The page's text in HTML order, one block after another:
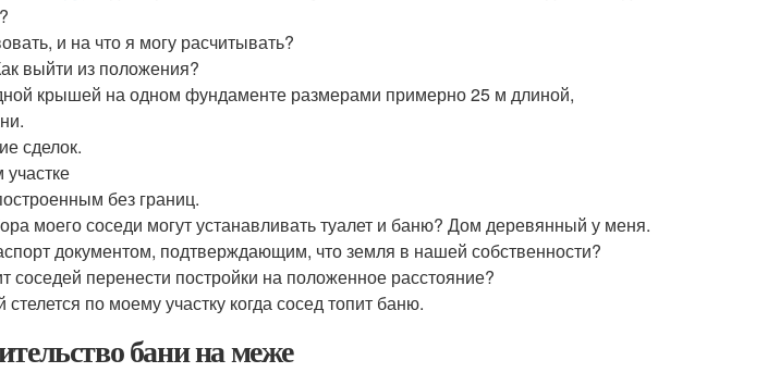
и на что я могу расчитывать?
выйти из положения?
крышей на одном фундаменте размерами примерно 25 м длиной,
сделок.
без границ.
моего соседи могут устанавливать туалет и баню? Дом деревянный у меня.
документом, подтверждающим, что земля в нашей собственности?
соседей перенести постройки на положенное расстояние?
по моему участку когда сосед топит баню.
бани на меже